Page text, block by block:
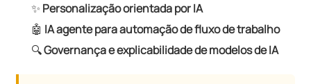
✨ Personalização orientada por IA
🤖 IA agente para automação de fluxo de trabalho
🔍Governança e explicabilidade de modelos de IA